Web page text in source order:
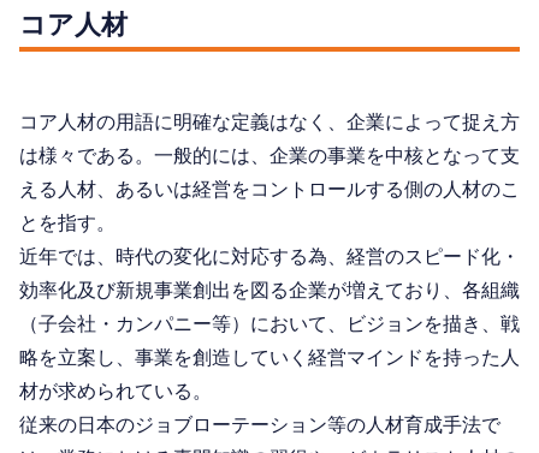
コア人材
コア人材の用語に明確な定義はなく、企業によって捉え方
は様々である。一般的には、企業の事業を中核となって支
える人材、あるいは経営をコントロールする側の人材のこ
とを指す。
近年では、時代の変化に対応する為、経営のスピード化・
効率化及び新規事業創出を図る企業が増えており、各組織
（子会社・カンパニー等）において、ビジョンを描き、戦
略を立案し、事業を創造していく経営マインドを持った人
材が求められている。
従来の日本のジョブローテーション等の人材育成手法で